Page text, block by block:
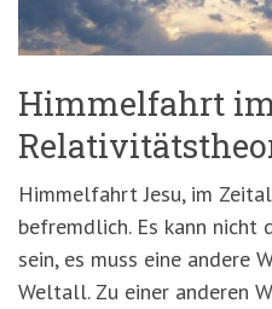
Himmelfahrt
Himmelfahrt Jesu, im
befremdlich. Es kann nicht
sein, es muss eine andere
Weltall. Zu einer anderen